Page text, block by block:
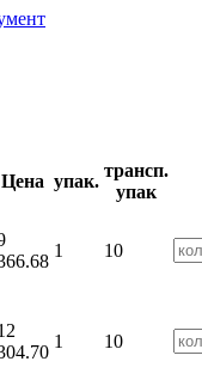
Цена упак.
трансп.
упак
1 10
1 10